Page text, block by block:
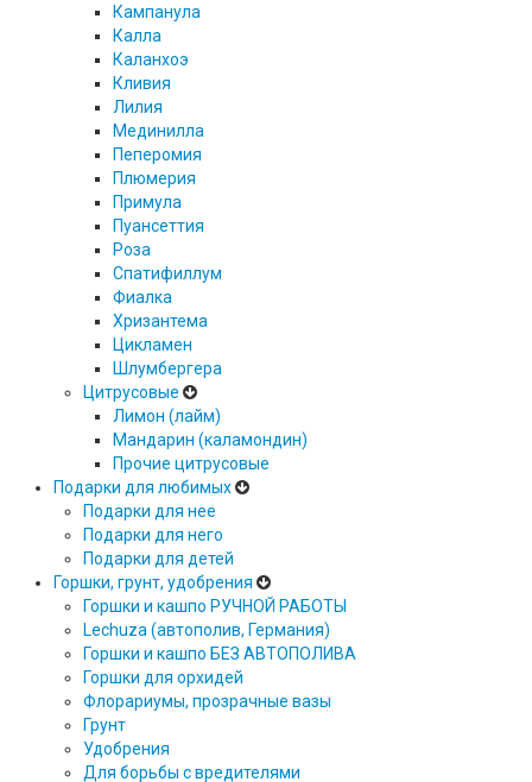
Кампанула
Калла
Каланхоэ
Кливия
Лилия
Мединилла
Пеперомия
Плюмерия
Примула
Пуансеттия
Роза
Спатифиллум
Фиалка
Хризантема
Цикламен
Шлумбергера
Цитрусовые
Лимон (лайм)
Мандарин (каламондин)
Прочие цитрусовые
Подарки для любимых
Подарки для нее
Подарки для него
Подарки для детей
Горшки, грунт, удобрения
Горшки и кашпо РУЧНОЙ РАБОТЫ
Lechuza (автополив, Германия)
Горшки и кашпо БЕЗ АВТОПОЛИВА
Горшки для орхидей
Флорариумы, прозрачные вазы
Грунт
Удобрения
Для борьбы с вредителями